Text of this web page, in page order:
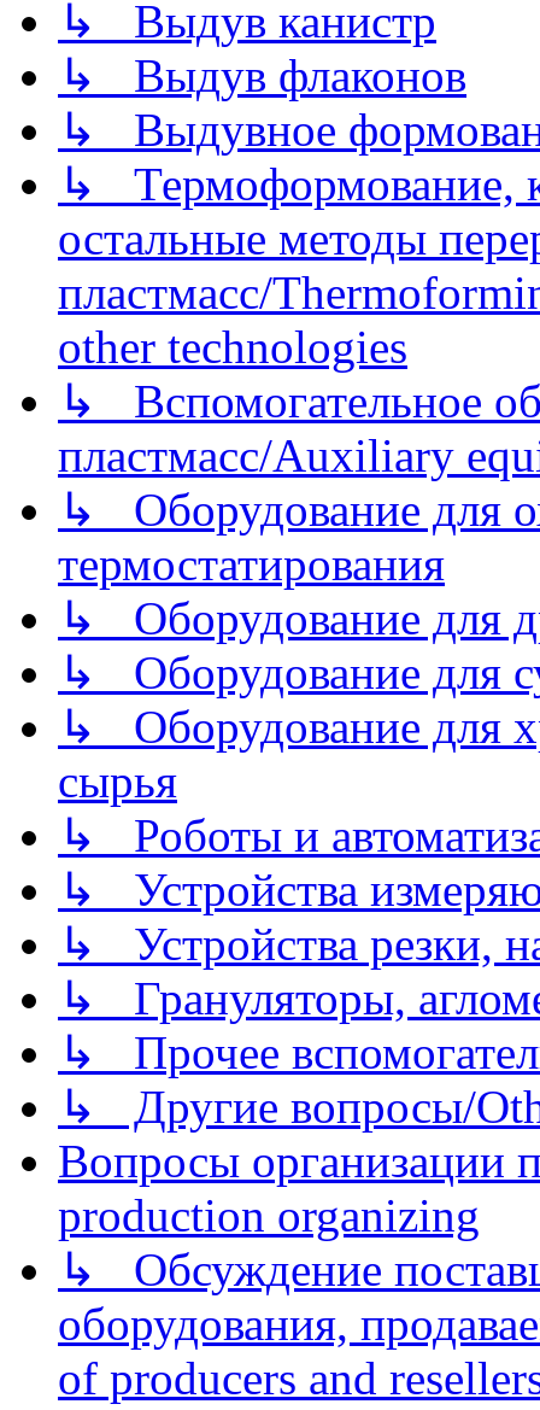
↳ Выдув канистр
↳ Выдув флаконов
↳ Выдувное
↳ Термоформование,
остальные методы
пластмасс/
other technologies
↳ Вспомогательное
пластмасс/Auxiliary
↳ Оборудование для
термостатирования
↳ Оборудование для
↳ Оборудование для
↳ Оборудование для
сырья
↳ Роботы и
↳ Устройства
↳ Устройства резки,
↳ Грануляторы,
↳ Прочее
↳ Другие вопросы/
Вопросы организации
production organizing
↳ Обсуждение
оборудования,
of producers and